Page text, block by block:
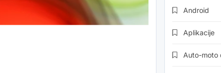
Android
Aplikacije
Auto-moto